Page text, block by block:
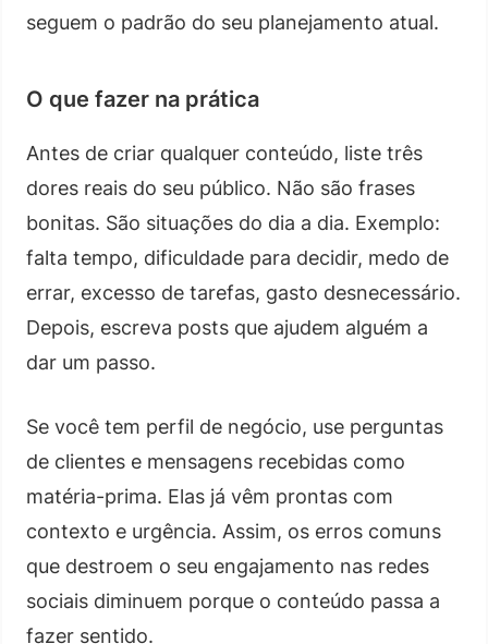
seguem o padrão do seu planejamento atual.
O que fazer na prática
Antes de criar qualquer conteúdo, liste três
dores reais do seu público. Não são frases
bonitas. São situações do dia a dia. Exemplo:
falta tempo, dificuldade para decidir, medo de
errar, excesso de tarefas, gasto desnecessário.
Depois, escreva posts que ajudem alguém a
dar um passo.
Se você tem perfil de negócio, use perguntas
de clientes e mensagens recebidas como
matéria-prima. Elas já vêm prontas com
contexto e urgência. Assim, os erros comuns
que destroem o seu engajamento nas redes
sociais diminuem porque o conteúdo passa a
fazer sentido.